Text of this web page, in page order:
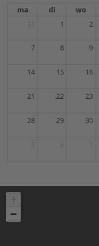
ma di wo
1 2
7 8 9
14 15 16
21 22 23
28 29 30
−